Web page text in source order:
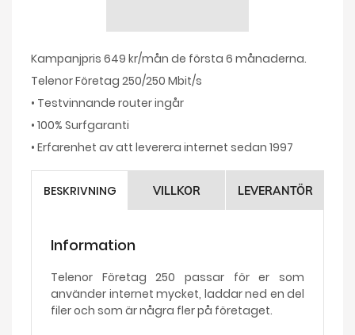
Kampanjpris 649 kr/mån de första 6 månaderna.
Telenor Företag 250/250 Mbit/s
• Testvinnande router ingår
• 100% Surfgaranti
• Erfarenhet av att leverera internet sedan 1997
BESKRIVNING VILLKOR LEVERANTÖR
Information
Telenor Företag 250 passar för er som
använder internet mycket, laddar ned en del
filer och som är några fler på företaget.